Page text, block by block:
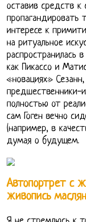
оставив средств к
пропагандировать
интересе к
на ритуальное
распространилась
как Пикассо и
«новациях»
предшественники-
полностью от
сам Гоген вечно
(например, в
думая о будущем.
Автопортрет с
живопись